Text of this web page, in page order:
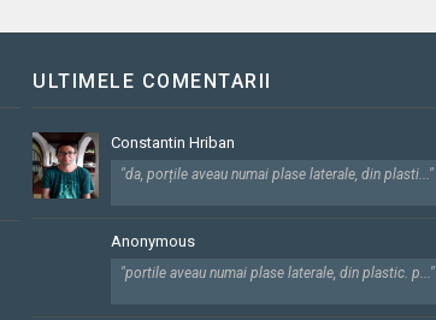
ULTIMELE COMENTARII
Constantin Hriban
"da, porțile aveau numai plase laterale, din plasti..."
Anonymous
"portile aveau numai plase laterale, din plastic. p..."